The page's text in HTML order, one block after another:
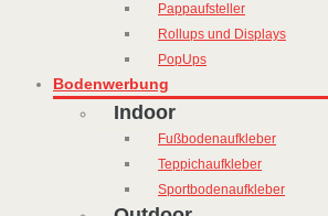
Pappaufsteller
Rollups und Displays
PopUps
Bodenwerbung
Indoor
Fußbodenaufkleber
Teppichaufkleber
Sportbodenaufkleber